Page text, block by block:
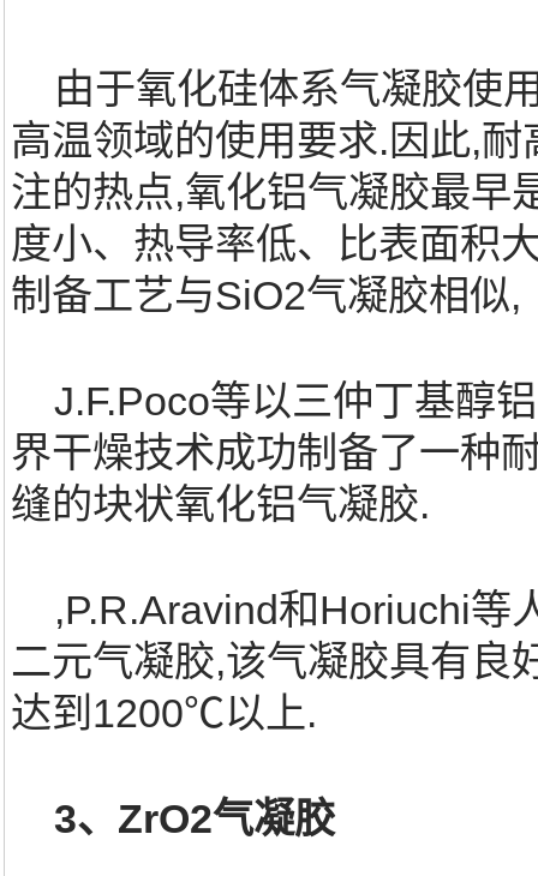
由于氧化硅体系气凝胶使
高温领域的使用要求.因此,
注的热点,氧化铝气凝胶最早
度小、热导率低、比表面积
制备工艺与SiO2气凝胶相似,
J.F.Poco等以三仲丁基醇
界干燥技术成功制备了一种
缝的块状氧化铝气凝胶.
,P.R.Aravind和Horiuchi等
二元气凝胶,该气凝胶具有良
达到1200℃以上.
3、ZrO2气凝胶